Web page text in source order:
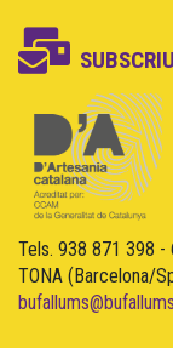
Tels. 938 871 398 -
TONA (Barcelona/